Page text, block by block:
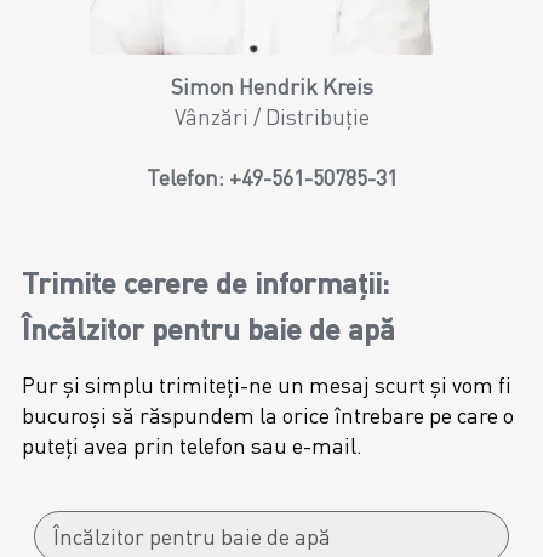
Simon Hendrik Kreis
Vânzări / Distribuție
Telefon: +49-561-50785-31
Trimite cerere de informații:
Încălzitor pentru baie de apă
Pur și simplu trimiteți-ne un mesaj scurt și vom fi
bucuroși să răspundem la orice întrebare pe care o
puteți avea prin telefon sau e-mail.